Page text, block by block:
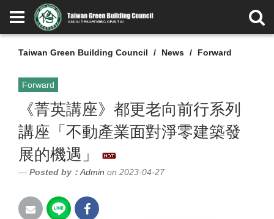
Taiwan Green Building Council News Forward
Forward
《菁英講座》都更老向前行系列
講座「不動產業面對淨零建築發
展的機遇」
Posted by： Admin on 2023-04-27